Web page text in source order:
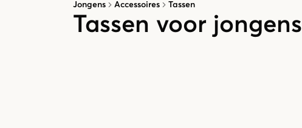
Jongens Accessoires Tassen
Tassen voor jongens